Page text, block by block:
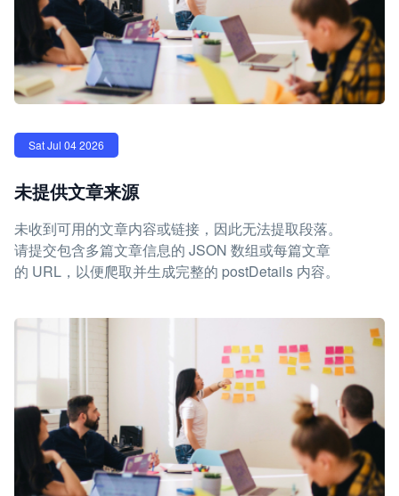
Sat Jul 04 2026
未提供文章来源
未收到可用的文章内容或链接，因此无法提取段落。
请提交包含多篇文章信息的 JSON 数组或每篇文章
的 URL，以便爬取并生成完整的 postDetails 内容。